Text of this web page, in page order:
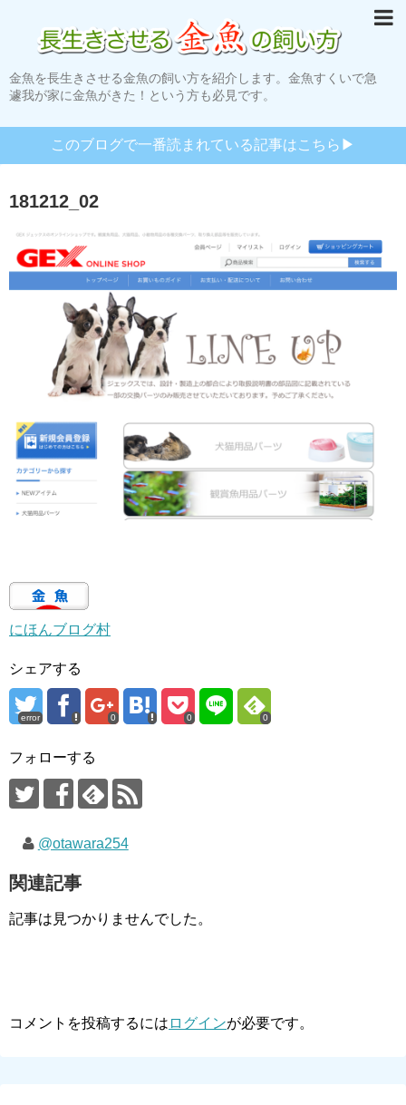
金魚を長生きさせる金魚の飼い方を紹介します。金魚すくいで急
遽我が家に金魚がきた！という方も必見です。
このブログで一番読まれている記事はこちら▶︎
181212_02
にほんブログ村
シェアする
error 0 0 0
フォローする
@otawara254
関連記事
記事は見つかりませんでした。
コメントを投稿するには ログインが必要です。